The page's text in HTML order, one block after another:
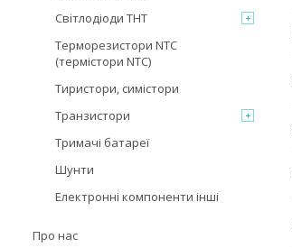
Світлодіоди THT
Терморезистори NTC
(термістори NTC)
Тиристори, симістори
Транзистори
Тримачі батареї
Шунти
Електронні компоненти інші
Про нас